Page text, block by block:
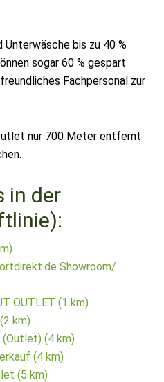
bis zu 40 %
sogar 60 % gespart
Fachpersonal zur
nur 700 Meter entfernt
in der
Showroom/
OUTLET (1 km)
km)
(4 km)
(4 km)
(5 km)